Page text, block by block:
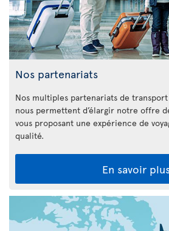
Nos partenariats
Nos multiples partenariats de
nous permettent d’élargir notre offre
vous proposant une expérience de
qualité.
En savoir